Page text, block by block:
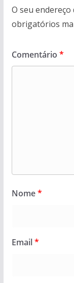
O seu
obrigatórios
Comentário *
Nome*
Email*